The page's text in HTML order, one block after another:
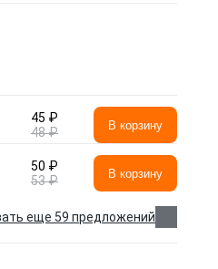
45 ₽
48 ₽
В корзину
50 ₽
53 ₽
В корзину
еще 59 предложений